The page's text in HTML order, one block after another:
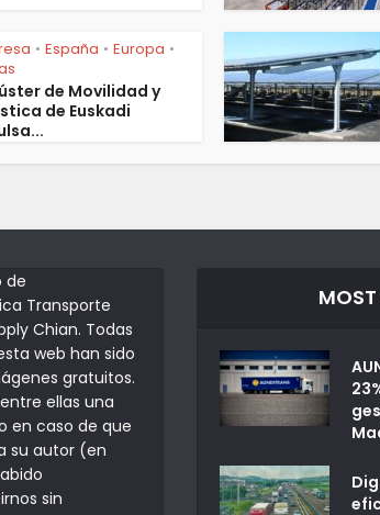
• España • Europa •
de Movilidad y
de Euskadi
de
Transporte
Chian. Todas
web han sido
gratuitos.
ellas una
en caso de que
su autor (en
sin
MOST